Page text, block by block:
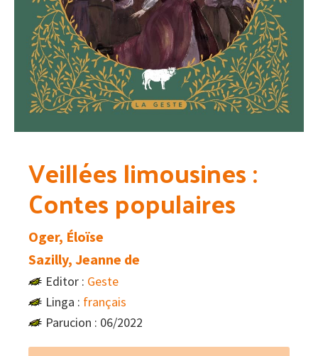
Veillées limousines :
Contes populaires
Oger, Éloïse
Sazilly, Jeanne de
Editor : Geste
Linga : français
Parucion : 06/2022